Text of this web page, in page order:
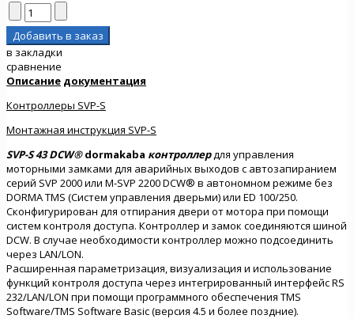
в закладки
сравнение
Описание документация
Контроллеры SVP-S
Монтажная инструкция SVP-S
SVP-S 43 DCW® dormakaba контроллердля управления
моторными замками для аварийных выходов с автозапиранием
серий SVP 2000 или M-SVP 2200 DCW® в автономном режиме без
DORMA TMS (Систем управления дверьми) или ED 100/250.
Сконфигурирован для отпирания двери от мотора при помощи
систем контроля доступа. Контроллер и замок соединяются шиной
DCW. В случае необходимости контроллер можно подсоединить
через LAN/LON.
Расширенная параметризация, визуализация и использование
функций контроля доступа через интегрированный интерфейс RS
232/LAN/LON при помощи программного обеспечения TMS
Software/TMS Software Basic (версия 4.5 и более поздние).